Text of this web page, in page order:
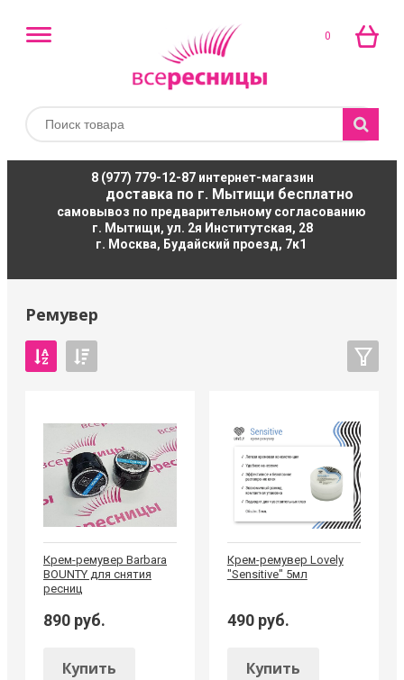
0
8 (977) 779-12-87интернет-магазин
доставка по г. Мытищи бесплатно
самовывоз по предварительному согласованию
г. Мытищи, ул. 2я Институтская, 28
г. Москва, Будайский проезд, 7к1
Ремувер
Крем-ремувер Barbara
BOUNTY для снятия
ресниц
890 руб.
Купить
Крем-ремувер Lovely
"Sensitive" 5мл
490 руб.
Купить